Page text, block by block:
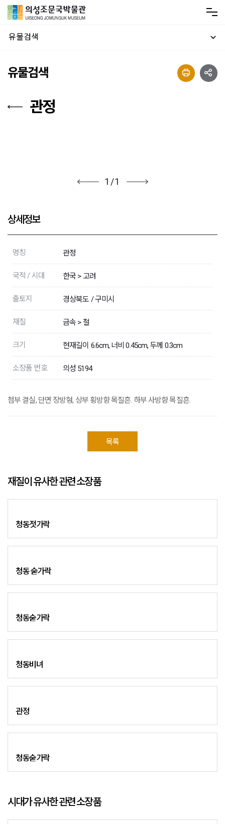
유물검색
유물검색
관정
1 /1
상세정보
명칭 관정
국적 / 시대 한국 > 고려
출토지 경상북도 / 구미시
재질 금속 > 철
크기 현재길이 6.6cm, 너비 0.45cm, 두께 0.3cm
소장품 번호 의성 5194
첨부 결실, 단면 장방형, 상부 횡방향 목질흔. 하부 사방향 목질흔.
목록
재질이 유사한 관련 소장품
청동젓가락
청동 숟가락
청동숟가락
청동비녀
관정
청동숟가락
시대가 유사한 관련 소장품